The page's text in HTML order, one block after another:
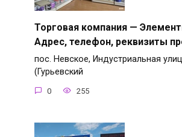
Торговая компания —
Адрес, телефон, реквизиты
пос. Невское, Индустриальная
(Гурьевский
0 255